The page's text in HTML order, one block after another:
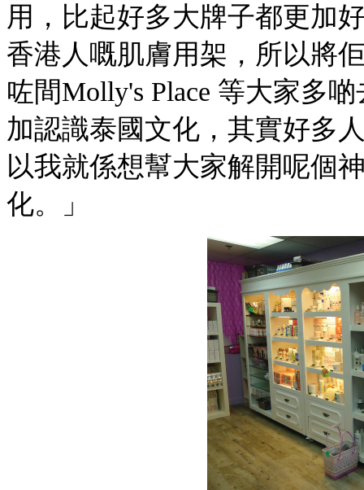
用，比起好多大牌子都更加
香港人嘅肌膚用架，所以將
咗間Molly's Place 等大家多
加認識泰國文化，其實好多
以我就係想幫大家解開呢個
化。」